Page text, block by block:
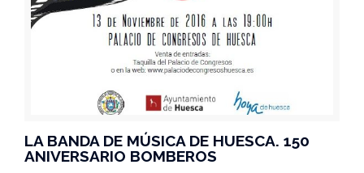
LA BANDA DE MÚSICA DE HUESCA. 150
ANIVERSARIO BOMBEROS